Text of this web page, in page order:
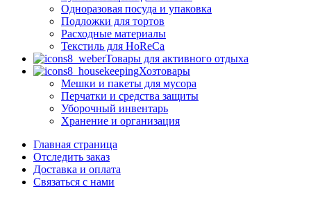
Одноразовая посуда и упаковка
Подложки для тортов
Расходные материалы
Текстиль для HoReCa
Товары для активного отдыха
Хозтовары
Мешки и пакеты для мусора
Перчатки и средства защиты
Уборочный инвентарь
Хранение и организация
Главная страница
Отследить заказ
Доставка и оплата
Связаться с нами